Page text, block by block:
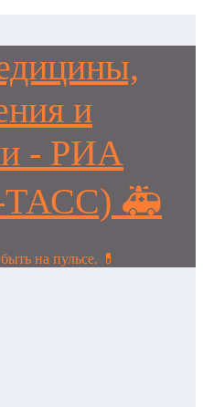
и
- РИА
🚑
на пульсе. 💊